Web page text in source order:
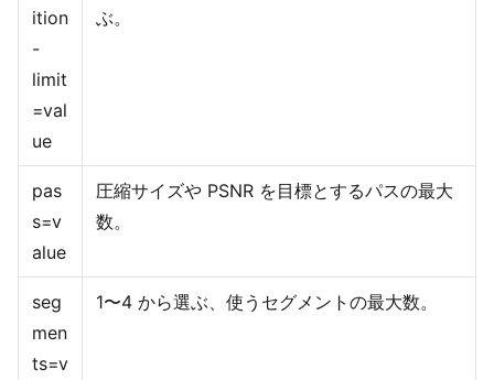
ition
-
limit
=val
ue
ぶ。
pas
s=v
alue
圧縮サイズや PSNR を目標とするパスの最大
数。
seg
men
ts=v
1〜4 から選ぶ、使うセグメントの最大数。